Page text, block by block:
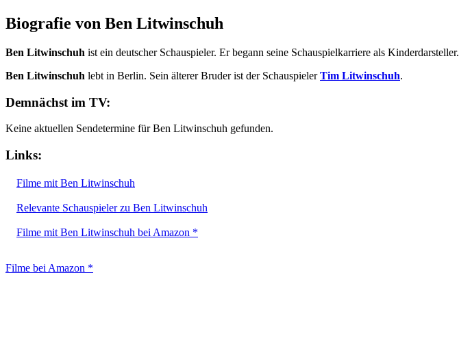
Biografie von Ben Litwinschuh
Ben Litwinschuh ist ein deutscher Schauspieler. Er begann seine Schauspielkarriere als Kinderdarsteller.
Ben Litwinschuh lebt in Berlin. Sein älterer Bruder ist der SchauspielerTim Litwinschuh.
Demnächst im TV:
Keine aktuellen Sendetermine für Ben Litwinschuh gefunden.
Links:
Filme mit Ben Litwinschuh
Relevante Schauspieler zu Ben Litwinschuh
Filme mit Ben Litwinschuh bei Amazon *
Filme bei Amazon *